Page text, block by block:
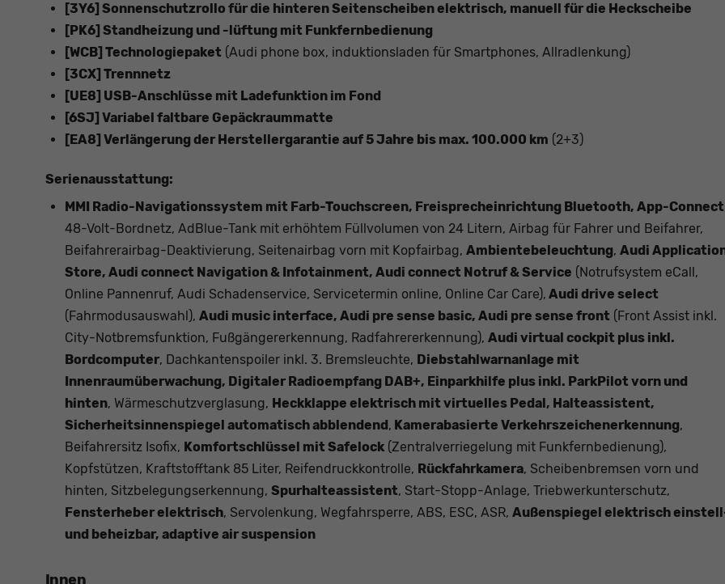
[3Y6] Sonnenschutzrollo für die hinteren Seitenscheiben elektrisch, manuell für die Heckscheibe
[PK6] Standheizung und -lüftung mit Funkfernbedienung
[WCB] Technologiepaket (Audi phone box, induktionsladen für Smartphones, Allradlenkung)
[3CX] Trennnetz
[UE8] USB-Anschlüsse mit Ladefunktion im Fond
[6SJ] Variabel faltbare Gepäckraummatte
[EA8] Verlängerung der Herstellergarantie auf 5 Jahre bis max. 100.000 km (2+3)
Serienausstattung:
MMI Radio-Navigationssystem mit Farb-Touchscreen, Freisprecheinrichtung Bluetooth, App-Connect
48-Volt-Bordnetz, AdBlue-Tank mit erhöhtem Füllvolumen von 24 Litern, Airbag für Fahrer und Beifahrer,
Beifahrerairbag-Deaktivierung, Seitenairbag vorn mit Kopfairbag, Ambientebeleuchtung, Audi
Store, Audi connect Navigation & Infotainment, Audi connect Notruf & Service (Notrufsystem eCall,
Online Pannenruf, Audi Schadenservice, Servicetermin online, Online Car Care), Audi drive select
(Fahrmodusauswahl), Audi music interface, Audi pre sense basic, Audi pre sense front (Front Assist inkl.
City-Notbremsfunktion, Fußgängererkennung, Radfahrererkennung), Audi virtual cockpit plus inkl.
Bordcomputer, Dachkantenspoiler inkl. 3. Bremsleuchte, Diebstahlwarnanlage mit
Innenraumüberwachung, Digitaler Radioempfang DAB+, Einparkhilfe plus inkl. ParkPilot vorn und
hinten, Wärmeschutzverglasung, Heckklappe elektrisch mit virtuelles Pedal, Halteassistent,
Sicherheitsinnenspiegel automatisch abblendend, Kamerabasierte Verkehrszeichenerkennung,
Beifahrersitz Isofix, Komfortschlüssel mit Safelock (Zentralverriegelung mit Funkfernbedienung),
Kopfstützen, Kraftstofftank 85 Liter, Reifendruckkontrolle, Rückfahrkamera, Scheibenbremsen vorn und
hinten, Sitzbelegungserkennung, Spurhalteassistent, Start-Stopp-Anlage, Triebwerkunterschutz,
Fensterheber elektrisch, Servolenkung, Wegfahrsperre, ABS, ESC, ASR, Außenspiegel elektrisch
und beheizbar, adaptive air suspension
Innen